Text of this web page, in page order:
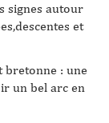
signes autour
et
bretonne : une
un bel arc en